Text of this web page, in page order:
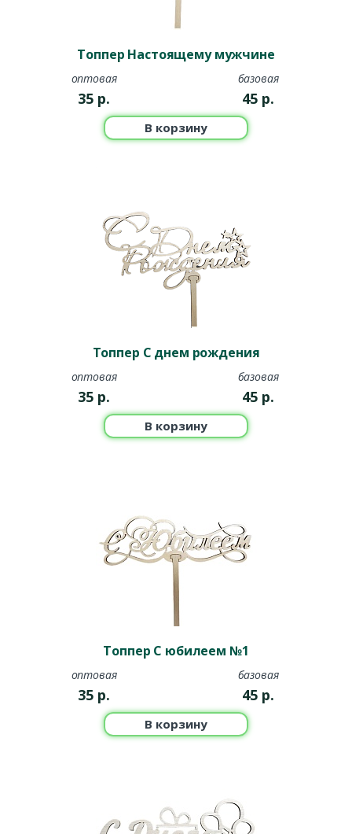
Топпер Настоящему мужчине
оптовая
35 р.
базовая
45 р.
В корзину
Топпер С днем рождения
оптовая
35 р.
базовая
45 р.
В корзину
Топпер С юбилеем №1
оптовая
35 р.
базовая
45 р.
В корзину